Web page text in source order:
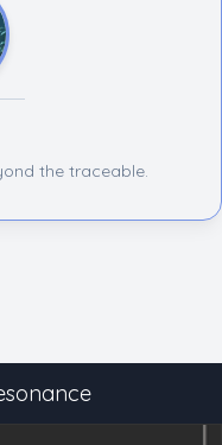
the traceable.